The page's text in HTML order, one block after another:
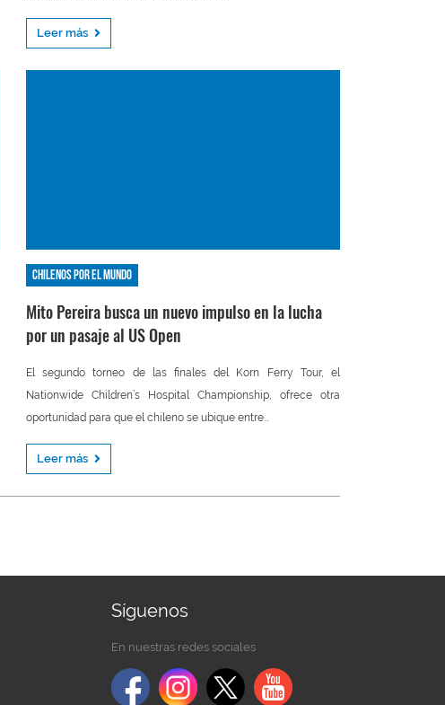
Leer más
Chilenos por el mundo
Mito Pereira busca un nuevo impulso en la lucha
por un pasaje al US Open
El segundo torneo de las finales del Korn Ferry Tour, el
Nationwide Children’s Hospital Championship, ofrece otra
oportunidad para que el chileno se ubique entre...
Leer más
Síguenos
En nuestras redes sociales